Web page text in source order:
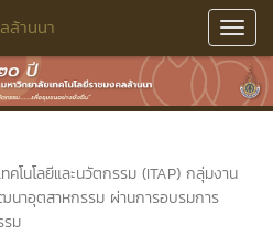
ล้านนา
โนโลยีและนวัตกรรม (ITAP) กลุ่มงาน
าอุตสาหกรรม ผ่านการอบรมการ
รม